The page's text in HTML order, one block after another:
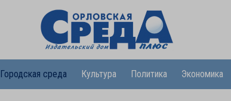
Городская среда Культура Политика Экономика